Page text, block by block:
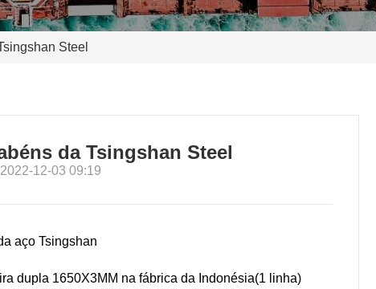
Steel
da Tsingshan Steel
2022-12-03 09:19
aço Tsingshan
dupla 1650X3MM na fábrica da Indonésia(1 linha)